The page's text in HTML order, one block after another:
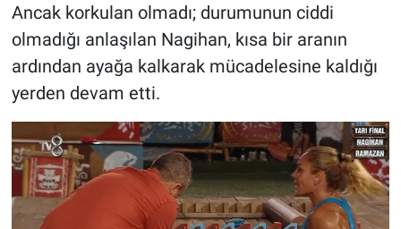
Ancak korkulan olmadı; durumunun ciddi
olmadığı anlaşılan Nagihan, kısa bir aranın
ardından ayağa kalkarak mücadelesine kaldığı
yerden devam etti.